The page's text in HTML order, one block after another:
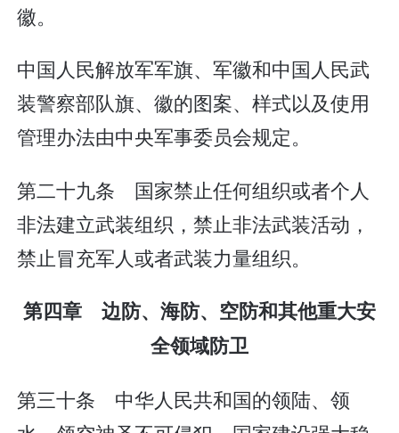
徽。
中国人民解放军军旗、军徽和中国人民武
装警察部队旗、徽的图案、样式以及使用
管理办法由中央军事委员会规定。
第二十九条 国家禁止任何组织或者个人
非法建立武装组织，禁止非法武装活动，
禁止冒充军人或者武装力量组织。
第四章 边防、海防、空防和其他重大安
全领域防卫
第三十条 中华人民共和国的领陆、领